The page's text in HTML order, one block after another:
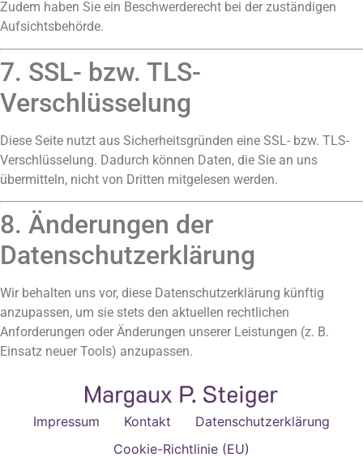
Zudem haben Sie ein Beschwerderecht bei der zuständigen
Aufsichtsbehörde.
7. SSL- bzw. TLS-
Verschlüsselung
Diese Seite nutzt aus Sicherheitsgründen eine SSL- bzw. TLS-
Verschlüsselung. Dadurch können Daten, die Sie an uns
übermitteln, nicht von Dritten mitgelesen werden.
8. Änderungen der
Datenschutzerklärung
Wir behalten uns vor, diese Datenschutzerklärung künftig
anzupassen, um sie stets den aktuellen rechtlichen
Anforderungen oder Änderungen unserer Leistungen (z. B.
Einsatz neuer Tools) anzupassen.
Impressum Kontakt
Datenschutzerklärung
Cookie-Richtlinie (EU)